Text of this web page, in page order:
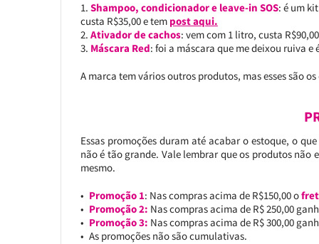
Shampoo, condicionador e leave-in SOS: é um
custa R$35,00 e tem post aqui.
Ativador de cachos: vem com 1 litro, custa
Máscara Red: foi a máscara que me deixou ruiva e
A marca tem vários outros produtos, mas esses são
Essas promoções duram até acabar o estoque, o
não é tão grande. Vale lembrar que os produtos não
mesmo.
Promoção 1: Nas compras acima de R$150,00 o
Promoção 2: Nas compras acima de R$ 250,00
Promoção 3: Nas compras acima de R$ 300,00
As promoções não são cumulativas.